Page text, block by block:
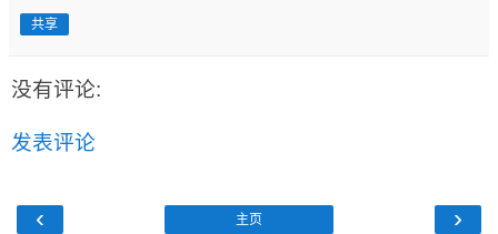
共享
没有评论:
发表评论
‹ ›
主页